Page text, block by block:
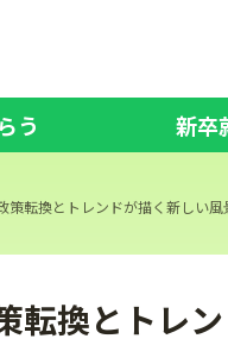
う 新卒
策転換とトレンドが描く新しい風
転換とトレ